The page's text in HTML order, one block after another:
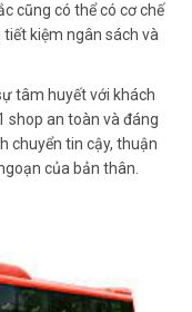
cũng có thể có cơ chế
kiệm ngân sách và
tâm huyết với khách
shop an toàn và đáng
chuyển tin cậy, thuận
của bản thân.